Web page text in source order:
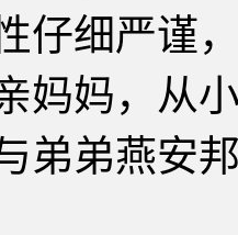
细严谨，
妈，从小
弟弟燕安